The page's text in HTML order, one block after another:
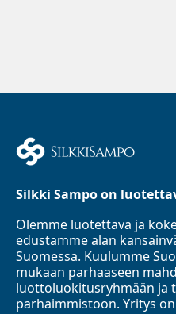
Silkki Sampo on
Olemme luotettava ja
edustamme alan
Suomessa. Kuulumme
mukaan parhaaseen
luottoluokitusryhmään ja
parhaimmistoon. Yritys